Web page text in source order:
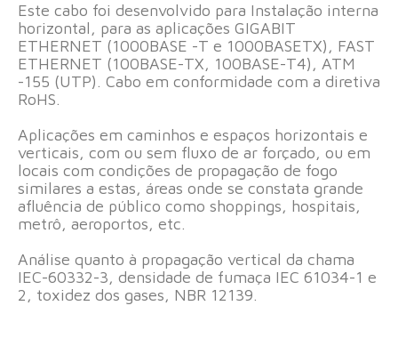
Este cabo foi desenvolvido para Instalação interna
horizontal, para as aplicações GIGABIT
ETHERNET (1000BASE -T e 1000BASETX), FAST
ETHERNET (100BASE-TX, 100BASE-T4), ATM
-155 (UTP). Cabo em conformidade com a diretiva
RoHS.
Aplicações em caminhos e espaços horizontais e
verticais, com ou sem fluxo de ar forçado, ou em
locais com condições de propagação de fogo
similares a estas, áreas onde se constata grande
afluência de público como shoppings, hospitais,
metrô, aeroportos, etc.
Análise quanto à propagação vertical da chama
IEC-60332-3, densidade de fumaça IEC 61034-1 e
2, toxidez dos gases, NBR 12139.